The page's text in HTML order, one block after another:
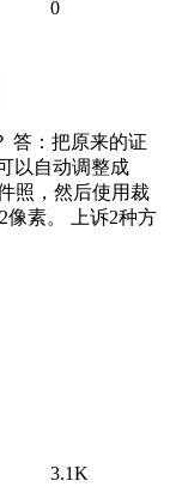
0
答：把原来的证
以自动调整成
照，然后使用裁
像素。 上诉2种方
3.1K